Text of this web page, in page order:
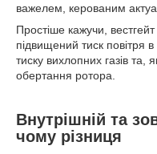
важелем, керованим
Простіше кажучи,
підвищений тиск повітря
тиску вихлопних газів та,
обертання ротора.
Внутрішній та
чому різниця